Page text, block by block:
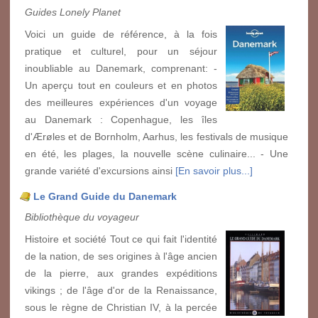
Guides Lonely Planet
Voici un guide de référence, à la fois
pratique et culturel, pour un séjour
inoubliable au Danemark, comprenant: -
Un aperçu tout en couleurs et en photos
des meilleures expériences d'un voyage
au Danemark : Copenhague, les îles
d'Ærøles et de Bornholm, Aarhus, les festivals de musique
en été, les plages, la nouvelle scène culinaire... - Une
grande variété d'excursions ainsi [En savoir plus...]
Le Grand Guide du Danemark
Bibliothèque du voyageur
Histoire et société Tout ce qui fait l'identité
de la nation, de ses origines à l'âge ancien
de la pierre, aux grandes expéditions
vikings ; de l'âge d'or de la Renaissance,
sous le règne de Christian IV, à la percée